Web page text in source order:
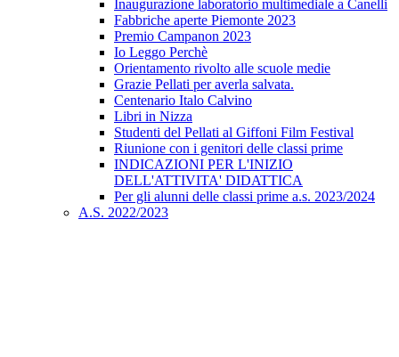
Inaugurazione laboratorio multimediale a Canelli
Fabbriche aperte Piemonte 2023
Premio Campanon 2023
Io Leggo Perchè
Orientamento rivolto alle scuole medie
Grazie Pellati per averla salvata.
Centenario Italo Calvino
Libri in Nizza
Studenti del Pellati al Giffoni Film Festival
Riunione con i genitori delle classi prime
INDICAZIONI PER L'INIZIO
DELL'ATTIVITA' DIDATTICA
Per gli alunni delle classi prime a.s. 2023/2024
A.S. 2022/2023